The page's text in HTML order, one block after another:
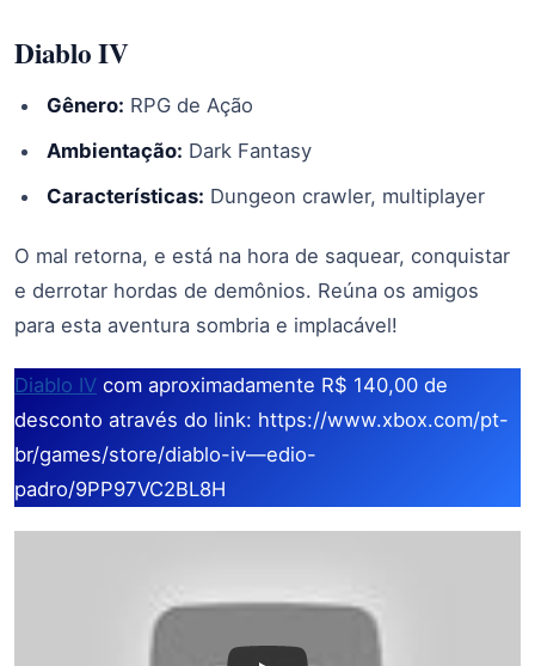
Diablo IV
Gênero: RPG de Ação
Ambientação: Dark Fantasy
Características: Dungeon crawler, multiplayer
O mal retorna, e está na hora de saquear, conquistar
e derrotar hordas de demônios. Reúna os amigos
para esta aventura sombria e implacável!
Diablo IV com aproximadamente R$ 140,00 de
desconto através do link: https://www.xbox.com/pt-
br/games/store/diablo-iv—edio-
padro/9PP97VC2BL8H